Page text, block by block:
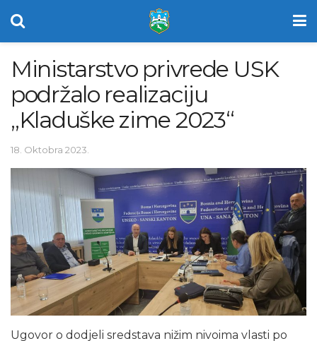
Ministarstvo privrede USK
podržalo realizaciju
„Kladuške zime 2023“
18. Oktobra 2023.
Ugovor o dodjeli sredstava nižim nivoima vlasti po